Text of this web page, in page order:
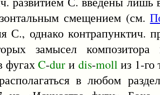
смещением (см.
С., однако контрапунктич.
замысел композитора
фугахC-dur и dis-moll из 1-
в любом